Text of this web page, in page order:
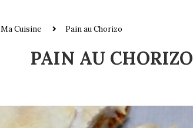
Ma Cuisine Pain au Chorizo
PAIN AU CHORIZO